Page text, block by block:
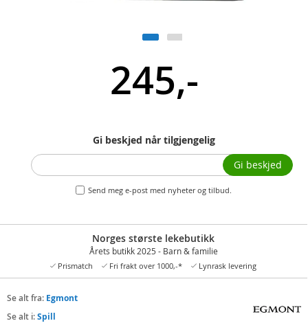
245,-
Gi beskjed når tilgjengelig
Send meg e-post med nyheter og tilbud.
Gi beskjed
Norges største lekebutikk
Årets butikk 2025 - Barn & familie
Prismatch Fri frakt over 1000,-* Lynrask levering
Se alt fra: Egmont
Se alt i:Spill